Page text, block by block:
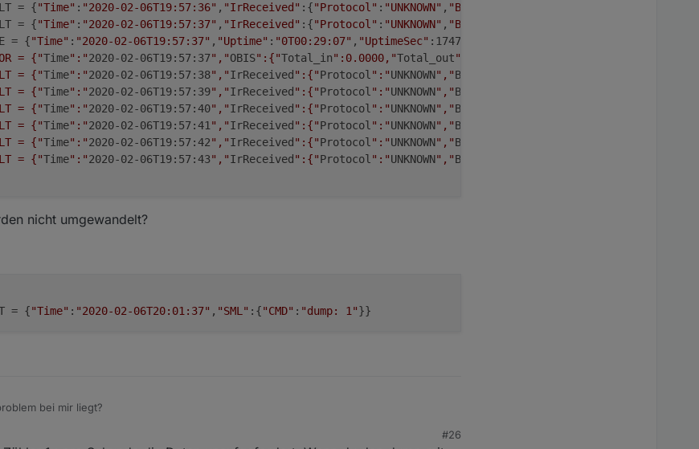
= {"Time" : "2020-02-06T19:57:36" , "IrReceived" :{"Protocol" : "UNKNOWN" , "Bits"
= {"Time" : "2020-02-06T19:57:37" , "IrReceived" :{"Protocol" : "UNKNOWN" , "Bits"
= {"Time" : "2020-02-06T19:57:37" , "Uptime" : "0T00:29:07" , "UptimeSec" :1747,
= {"Time":"2020-02-06T19:57:37","OBIS":{"Total_in":0.0000,"Total_out":0.0000,"
= {"Time":"2020-02-06T19:57:38","IrReceived ":{"Protocol":"UNKNOWN","Bits
= {"Time":"2020-02-06T19:57:39","IrReceived ":{"Protocol":"UNKNOWN","Bits
= {"Time":"2020-02-06T19:57:40","IrReceived ":{"Protocol":"UNKNOWN","Bits
= {"Time":"2020-02-06T19:57:41","IrReceived ":{"Protocol":"UNKNOWN","Bits
= {"Time":"2020-02-06T19:57:42","IrReceived ":{"Protocol":"UNKNOWN","Bits
= {"Time":"2020-02-06T19:57:43","IrReceived ":{"Protocol":"UNKNOWN","Bits
nicht umgewandelt?
= {"Time" : "2020-02-06T20:01:37" , "SML" :{"CMD" : "dump: 1"}}
bei mir liegt?
#26